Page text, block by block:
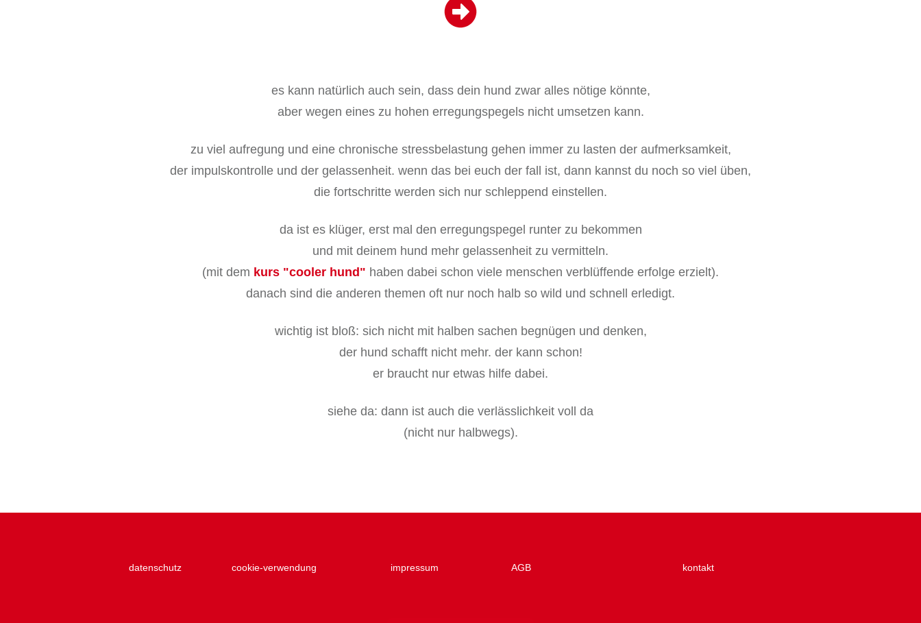
es kann natürlich auch sein, dass dein hund zwar alles nötige könnte,
aber wegen eines zu hohen erregungspegels nicht umsetzen kann.
zu viel aufregung und eine chronische stressbelastung gehen immer zu lasten der aufmerksamkeit,
der impulskontrolle und der gelassenheit. wenn das bei euch der fall ist, dann kannst du noch so viel üben,
die fortschritte werden sich nur schleppend einstellen.
da ist es klüger, erst mal den erregungspegel runter zu bekommen
und mit deinem hund mehr gelassenheit zu vermitteln.
(mit dem kurs "cooler hund" haben dabei schon viele menschen verblüffende erfolge erzielt).
danach sind die anderen themen oft nur noch halb so wild und schnell erledigt.
wichtig ist bloß: sich nicht mit halben sachen begnügen und denken,
der hund schafft nicht mehr. der kann schon!
er braucht nur etwas hilfe dabei.
siehe da: dann ist auch die verlässlichkeit voll da
(nicht nur halbwegs).
datenschutz cookie-verwendung impressum AGB kontakt